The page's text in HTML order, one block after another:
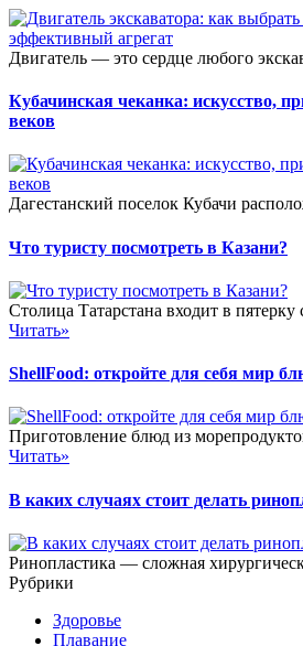
Двигатель — это сердце любого
Кубачинская чеканка: искусство,
веков
Дагестанский поселок Кубачи
Что туристу посмотреть в Казани?
Столица Татарстана входит в
Читать»
ShellFood: откройте для себя мир
Приготовление блюд из
Читать»
В каких случаях стоит делать
Ринопластика — сложная
Рубрики
Здоровье
Плавание